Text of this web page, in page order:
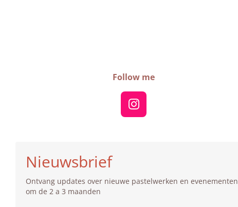
Follow me
I
n
r
Nieuwsbrief
Ontvang updates over nieuwe pastelwerken en evenementen
om de 2 a 3 maanden